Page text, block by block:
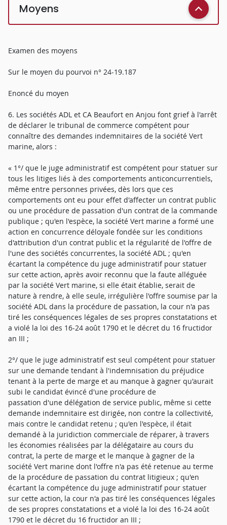
Moyens
Examen des moyens
Sur le moyen du pourvoi n° 24-19.187
Enoncé du moyen
6. Les sociétés ADL et CA Beaufort en Anjou font grief à l'arrêt
de déclarer le tribunal de commerce compétent pour
connaître des demandes indemnitaires de la société Vert
marine, alors :
« 1°/ que le juge administratif est compétent pour statuer sur
tous les litiges liés à des comportements anticoncurrentiels,
même entre personnes privées, dès lors que ces
comportements ont eu pour effet d'affecter un contrat public
ou une procédure de passation d'un contrat de la commande
publique ; qu'en l'espèce, la société Vert marine a formé une
action en concurrence déloyale fondée sur les conditions
d'attribution d'un contrat public et la régularité de l'offre de
l'une des sociétés concurrentes, la société ADL ; qu'en
écartant la compétence du juge administratif pour statuer
sur cette action, après avoir reconnu que la faute alléguée
par la société Vert marine, si elle était établie, serait de
nature à rendre, à elle seule, irrégulière l'offre soumise par la
société ADL dans la procédure de passation, la cour n'a pas
tiré les conséquences légales de ses propres constatations et
a violé la loi des 16-24 août 1790 et le décret du 16 fructidor
an III ;
2°/ que le juge administratif est seul compétent pour statuer
sur une demande tendant à l'indemnisation du préjudice
tenant à la perte de marge et au manque à gagner qu'aurait
subi le candidat évincé d'une procédure de
passation d'une délégation de service public, même si cette
demande indemnitaire est dirigée, non contre la collectivité,
mais contre le candidat retenu ; qu'en l'espèce, il était
demandé à la juridiction commerciale de réparer, à travers
les économies réalisées par la délégataire au cours du
contrat, la perte de marge et le manque à gagner de la
société Vert marine dont l'offre n'a pas été retenue au terme
de la procédure de passation du contrat litigieux ; qu'en
écartant la compétence du juge administratif pour statuer
sur cette action, la cour n'a pas tiré les conséquences légales
de ses propres constatations et a violé la loi des 16-24 août
1790 et le décret du 16 fructidor an III ;